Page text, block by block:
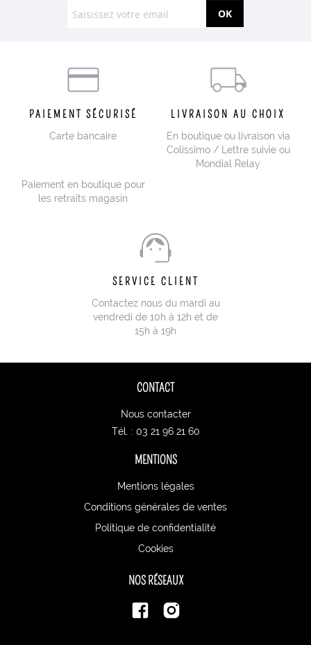
OK
PAIEMENT SÉCURISÉ
Carte bancaire
Paiement en boutique pour
les retraits magasin
LIVRAISON AU CHOIX
En boutique ou livraison via
Colissimo / Lettre suivie ou
Mondial Relay
SERVICE CLIENT
Contactez nous du mardi au
vendredi de 10h à 12h et de
15h à 19h
CONTACT
Nous contacter
Tél. : 03 21 96 21 60
MENTIONS
Mentions légales
Conditions générales de ventes
Politique de confidentialité
Cookies
NOS RÉSEAUX